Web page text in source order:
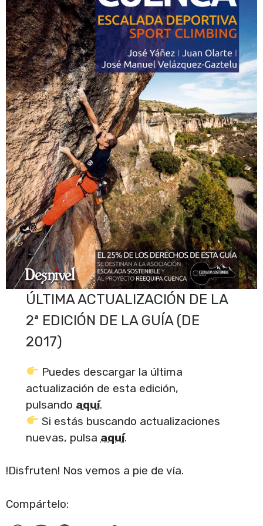
ÚLTIMA ACTUALIZACIÓN DE LA
2ª EDICIÓN DE LA GUÍA (DE
2017)
Puedes descargar la última
actualización de esta edición,
pulsando aquí.
Si estás buscando actualizaciones
nuevas, pulsa aquí.
!Disfruten! Nos vemos a pie de vía.
Compártelo: